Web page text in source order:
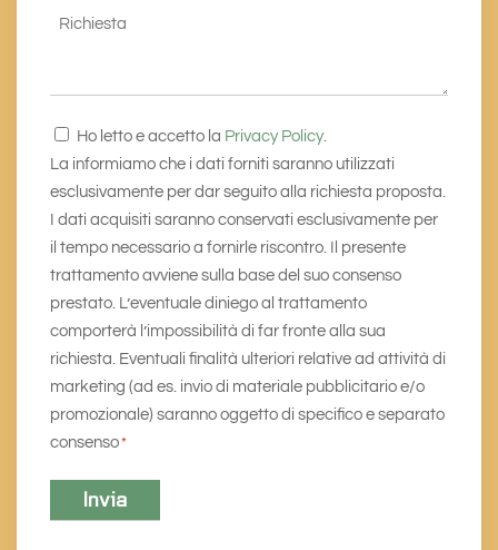
Richiesta
Consenso
*
Ho letto e accetto la Privacy Policy.
La informiamo che i dati forniti saranno utilizzati
esclusivamente per dar seguito alla richiesta proposta.
I dati acquisiti saranno conservati esclusivamente per
il tempo necessario a fornirle riscontro. Il presente
trattamento avviene sulla base del suo consenso
prestato. L’eventuale diniego al trattamento
comporterà l’impossibilità di far fronte alla sua
richiesta. Eventuali finalità ulteriori relative ad attività di
marketing (ad es. invio di materiale pubblicitario e/o
promozionale) saranno oggetto di specifico e separato
consenso*